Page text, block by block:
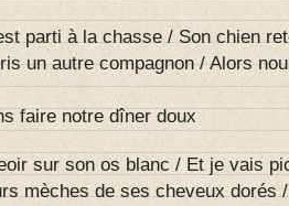
parti à la chasse / Son chien
un autre compagnon / Alors
faire notre dîner doux
sur son os blanc / Et je vais
mèches de ses cheveux dorés